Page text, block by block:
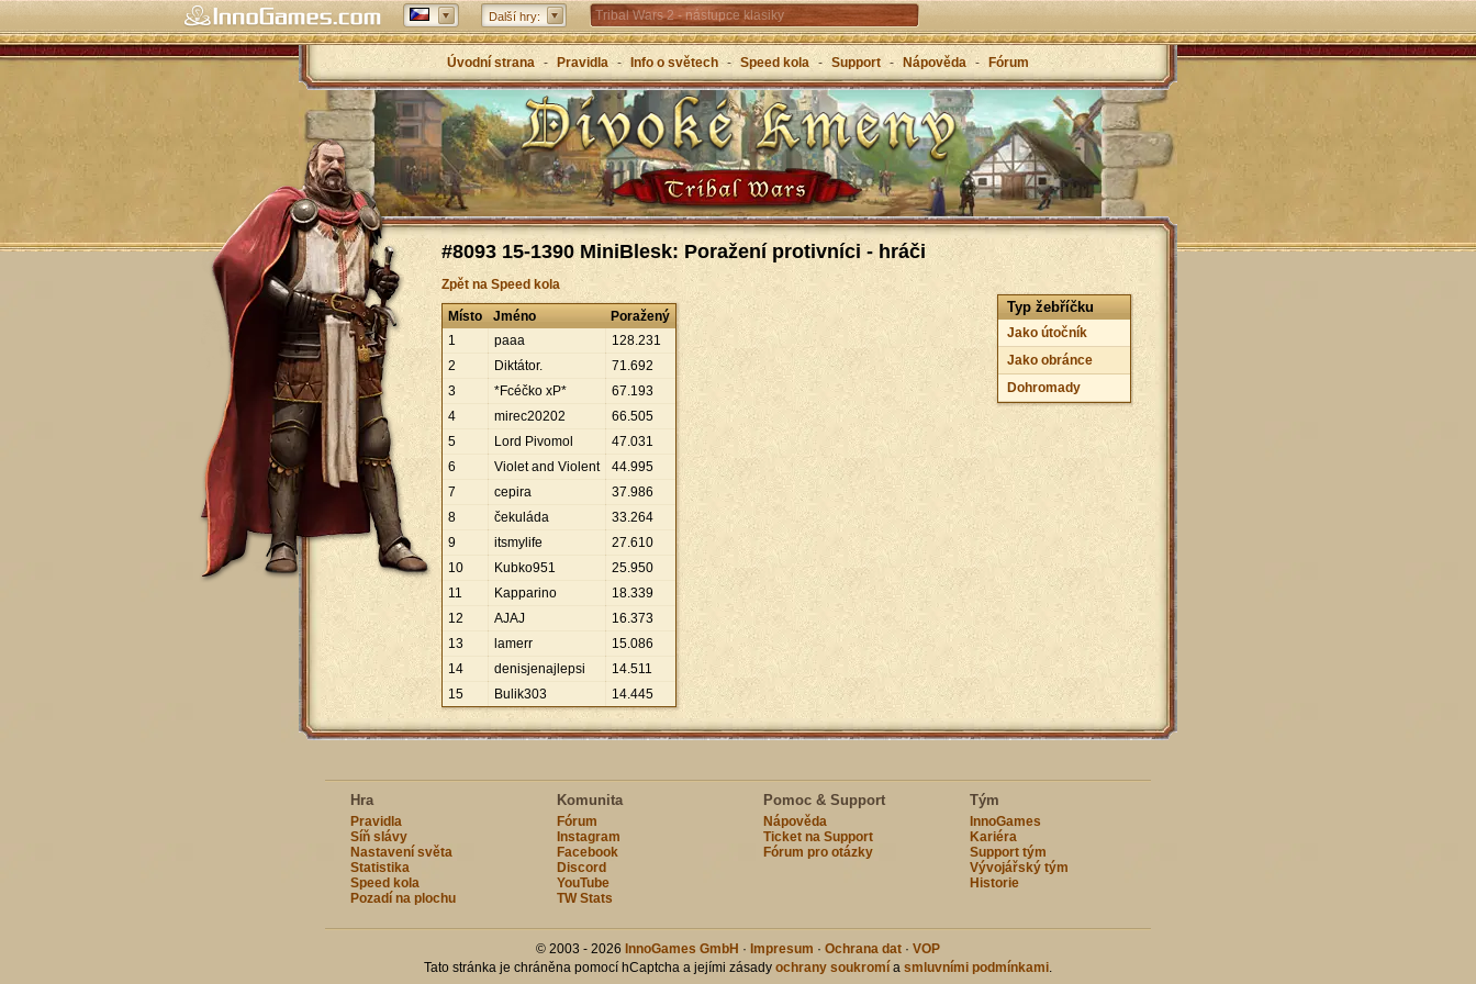
Další hry: Tribal Wars 2 - nástupce klasiky
Forge of Empires – strategicky napříč věky
Grepolis – vybuduj svou říši v antickém Řecku
Úvodní strana - Pravidla - Info o světech - Speed kola - Support - Nápověda - Fórum
#8093 15-1390 MiniBlesk: Poražení protivníci - hráči
Zpět na Speed kola
Typ žebříčku
Jako útočník
Jako obránce
Dohromady
Místo Jméno
Poražený
1
paaa 128.231
2
Diktátor. 71.692
3
*Fcéčko xP* 67.193
4
mirec20202 66.505
5
Lord Pivomol 47.031
6
Violet and Violent 44.995
7
cepira 37.986
8
čekuláda 33.264
9
itsmylife 27.610
10
Kubko951 25.950
11
Kapparino 18.339
12
AJAJ 16.373
13
lamerr 15.086
14
denisjenajlepsi 14.511
15
Bulik303 14.445
Hra
Pravidla
Síň slávy
Nastavení světa
Statistika
Speed kola
Pozadí na plochu
Komunita
Fórum
Instagram
Facebook
Discord
YouTube
TW Stats
Pomoc & Support
Nápověda
Ticket na Support
Fórum pro otázky
Tým
InnoGames
Kariéra
Support tým
Vývojářský tým
Historie
© 2003 - 2026 InnoGames GmbH · Impresum · Ochrana dat · VOP
Tato stránka je chráněna pomocí hCaptcha a jejími zásady ochrany soukromí a smluvními podmínkami.